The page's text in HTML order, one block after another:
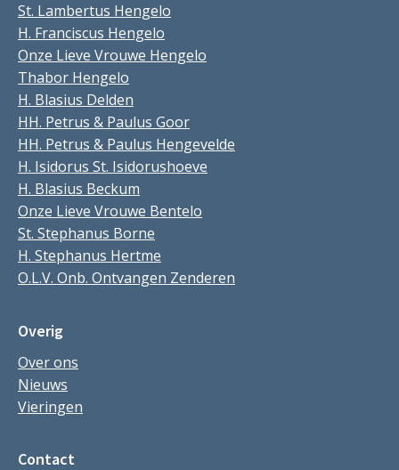
St. Lambertus Hengelo
H. Franciscus Hengelo
Onze Lieve Vrouwe Hengelo
Thabor Hengelo
H. Blasius Delden
HH. Petrus & Paulus Goor
HH. Petrus & Paulus Hengevelde
H. Isidorus St. Isidorushoeve
H. Blasius Beckum
Onze Lieve Vrouwe Bentelo
St. Stephanus Borne
H. Stephanus Hertme
O.L.V. Onb. Ontvangen Zenderen
Overig
Over ons
Nieuws
Vieringen
Contact